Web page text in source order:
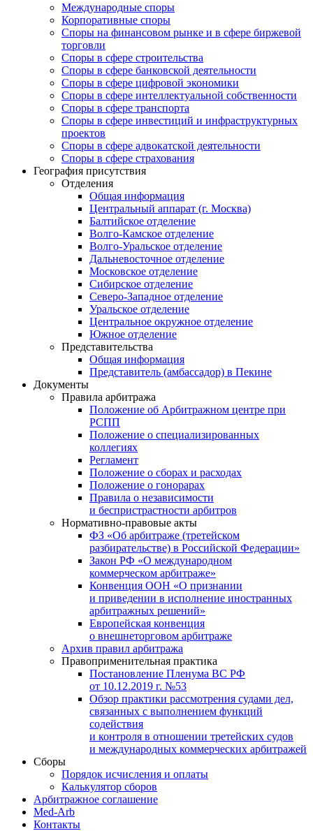
Международные споры
Корпоративные споры
Споры на финансовом рынке и в сфере биржевой
торговли
Споры в сфере строительства
Споры в сфере банковской деятельности
Споры в сфере цифровой экономики
Споры в сфере интеллектуальной собственности
Споры в сфере транспорта
Cпоры в сфере инвестиций и инфраструктурных
проектов
Споры в сфере адвокатской деятельности
Споры в сфере страхования
География присутствия
Отделения
Общая информация
Центральный аппарат (г. Москва)
Балтийское отделение
Волго-Камское отделение
Волго-Уральское отделение
Дальневосточное отделение
Московское отделение
Сибирское отделение
Северо-Западное отделение
Уральское отделение
Центральное окружное отделение
Южное отделение
Представительства
Общая информация
Представитель (амбассадор) в Пекине
Документы
Правила арбитража
Положение об Арбитражном центре при
РСПП
Положение о специализированных
коллегиях
Регламент
Положение о сборах и расходах
Положение о гонорарах
Правила о независимости
и беспристрастности арбитров
Нормативно-правовые акты
ФЗ «Об арбитраже (третейском
разбирательстве) в Российской Федерации»
Закон РФ «О международном
коммерческом арбитраже»
Конвенция ООН «О признании
и приведении в исполнение иностранных
арбитражных решений»
Европейская конвенция
о внешнеторговом арбитраже
Архив правил арбитража
Правоприменительная практика
Постановление Пленума ВС РФ
от 10.12.2019 г. №53
Обзор практики рассмотрения судами дел,
связанных с выполнением функций
содействия
и контроля в отношении третейских судов
и международных коммерческих арбитражей
Сборы
Порядок исчисления и оплаты
Калькулятор сборов
Арбитражное соглашение
Med-Arb
Контакты